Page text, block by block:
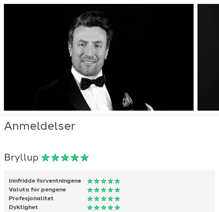
Anmeldelser
Bryllup
Innfridde forventningene
Valuta for pengene
Profesjonalitet
Dyktighet